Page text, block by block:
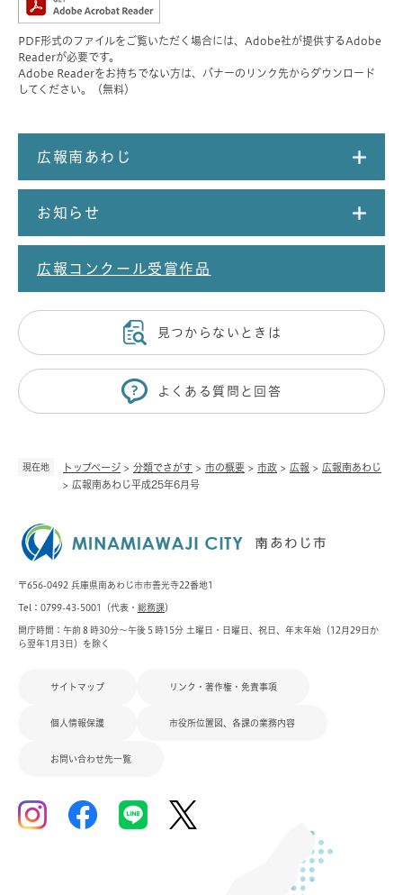
現在地 トップページ > 分類でさがす > 市の概要 > 市政 > 広報 > 広報南あわじ
> 広報南あわじ平成25年6月号
PDF形式のファイルをご覧いただく場合には、Adobe社が提供するAdobe
Readerが必要です。
Adobe Readerをお持ちでない方は、バナーのリンク先からダウンロード
してください。（無料）
広報南あわじ
お知らせ
広報コンクール受賞作品
見つからないときは
よくある質問と回答
〒656-0492 兵庫県南あわじ市市善光寺22番地1
Tel：0799-43-5001（代表・ 総務課）
開庁時間：午前８時30分～午後５時15分 土曜日・日曜日、祝日、年末年始（12月29日か
ら翌年1月3日）を除く
サイトマップ リンク・著作権・免責事項
個人情報保護 市役所位置図、各課の業務内容
お問い合わせ先一覧